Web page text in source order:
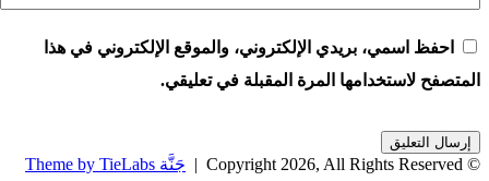
احفظ اسمي، بريدي الإلكتروني، والموقع الإلكتروني في هذا
المتصفح لاستخدامها المرة المقبلة في تعليقي.
© Copyright 2026, All Rights Reserved | جَنَّة Theme by TieLabs